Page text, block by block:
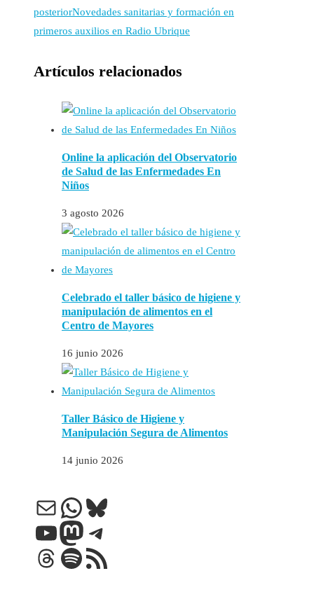
posteriorNovedades sanitarias y formación en
primeros auxilios en Radio Ubrique
Artículos relacionados
Online la aplicación del Observatorio
de Salud de las Enfermedades En
Niños
3 agosto 2026
Celebrado el taller básico de higiene y
manipulación de alimentos en el
Centro de Mayores
16 junio 2026
Taller Básico de Higiene y
Manipulación Segura de Alimentos
14 junio 2026
Correo electrónico
WhatsApp
Bluesky
YouTube
Mastodon
Telegram
Threads
Spotify
Feed RSS